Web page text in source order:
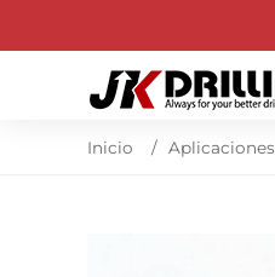
Inicio Aplicaciones